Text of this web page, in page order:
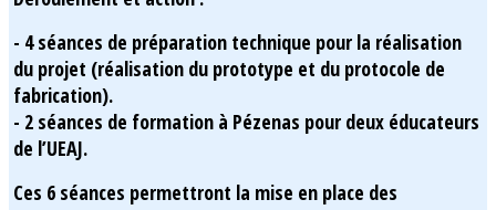
- 4 séances de préparation technique pour la réalisation
du projet (réalisation du prototype et du protocole de
fabrication).
- 2 séances de formation à Pézenas pour deux éducateurs
de l’UEAJ.
Ces 6 séances permettront la mise en place des